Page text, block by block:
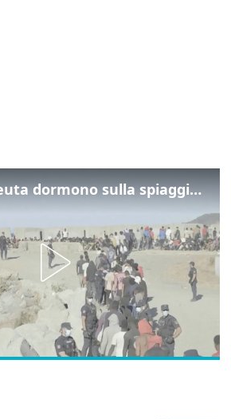
I migranti a Ceuta dormono sulla spiaggia: "Vogliamo entrare in Europa"